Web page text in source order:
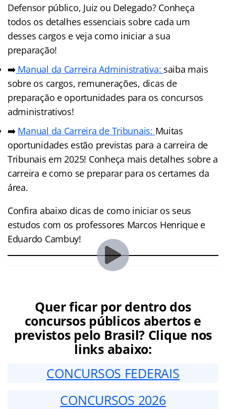
Defensor público, Juiz ou Delegado? Conheça
todos os detalhes essenciais sobre cada um
desses cargos e veja como iniciar a sua
preparação!
➡️Manual da Carreira Administrativa: saiba mais
sobre os cargos, remunerações, dicas de
preparação e oportunidades para os concursos
administrativos!
➡️ Manual da Carreira de Tribunais: Muitas
oportunidades estão previstas para a carreira de
Tribunais em 2025! Conheça mais detalhes sobre a
carreira e como se preparar para os certames da
área.
Confira abaixo dicas de como iniciar os seus
estudos com os professores Marcos Henrique e
Eduardo Cambuy!
Quer ficar por dentro dos
concursos públicos abertos e
previstos pelo Brasil? Clique nos
links abaixo:
CONCURSOS FEDERAIS
CONCURSOS 2026